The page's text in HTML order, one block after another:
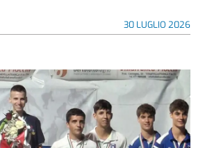
30 LUGLIO 2026